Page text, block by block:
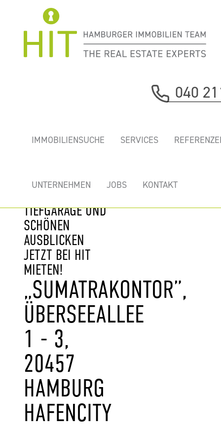
040
IMMOBILIENSUCHE SERVICES
UNTERNEHMEN JOBS KONTAKT
„SUMATRAKONTOR”
TOP BÜROS MIT
TIEFGARAGE UND
SCHÖNEN
AUSBLICKEN
JETZT BEI HIT
MIETEN!
„SUMATRAKONTOR”,
ÜBERSEEALLEE
1 - 3,
20457
HAMBURG
HAFENCITY